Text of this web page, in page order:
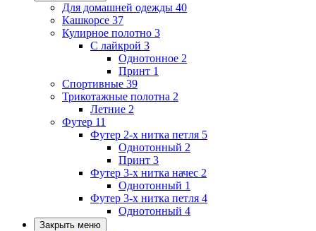
Для домашней одежды 40
Кашкорсе 37
Кулирное полотно 3
С лайкрой 3
Однотонное 2
Принт 1
Спортивные 39
Трикотажные полотна 2
Летние 2
Футер 11
Футер 2-х нитка петля 5
Однотонный 2
Принт 3
Футер 3-х нитка начес 2
Однотонный 1
Футер 3-х нитка петля 4
Однотонный 4
Закрыть меню